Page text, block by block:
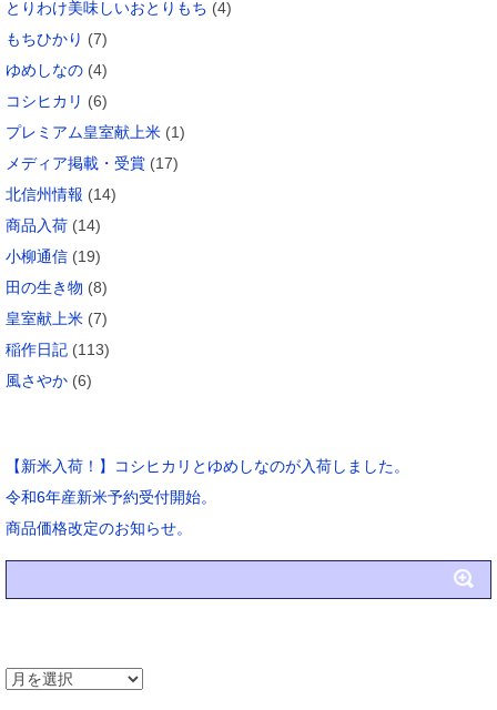
とりわけ美味しいおとりもち (4)
もちひかり (7)
ゆめしなの (4)
コシヒカリ (6)
プレミアム皇室献上米 (1)
メディア掲載・受賞 (17)
北信州情報 (14)
商品入荷 (14)
小柳通信 (19)
田の生き物 (8)
皇室献上米 (7)
稲作日記 (113)
風さやか (6)
【新米入荷！】コシヒカリとゆめしなのが入荷しました。
令和6年産新米予約受付開始。
商品価格改定のお知らせ。
ア